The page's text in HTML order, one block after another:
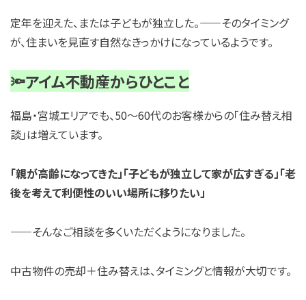
定年を迎えた、または子どもが独立した。——そのタイミング
が、住まいを見直す自然なきっかけになっているようです。
🔦アイム不動産からひとこと
福島・宮城エリアでも、50〜60代のお客様からの「住み替え相
談」は増えています。
「親が高齢になってきた」「子どもが独立して家が広すぎる」「老
後を考えて利便性のいい場所に移りたい」
——そんなご相談を多くいただくようになりました。
中古物件の売却＋住み替えは、タイミングと情報が大切です。